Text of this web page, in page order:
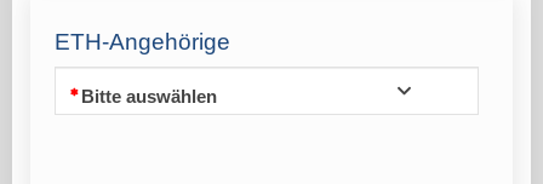
ETH-Angehörige
Bitte auswählen